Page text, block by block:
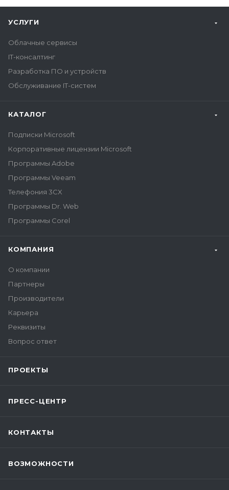
УСЛУГИ
Облачные сервисы
IT-консалтинг
Разработка ПО и устройств
Обслуживание IT-систем
КАТАЛОГ
Подписки Microsoft
Корпоративные лицензии Microsoft
Программы Adobe
Программы Veeam
Телефония 3CX
Программы Dr. Web
Программы Corel
КОМПАНИЯ
О компании
Партнеры
Производители
Карьера
Реквизиты
Вопрос ответ
ПРОЕКТЫ
ПРЕСС-ЦЕНТР
КОНТАКТЫ
ВОЗМОЖНОСТИ